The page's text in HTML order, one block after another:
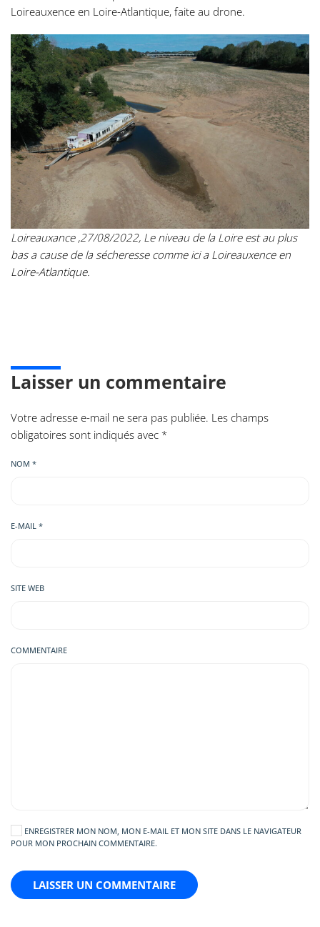
Loireauxence en Loire-Atlantique, faite au drone.
Loireauxance ,27/08/2022, Le niveau de la Loire est au plus
bas a cause de la sécheresse comme ici a Loireauxence en
Loire-Atlantique.
Laisser un commentaire
Votre adresse e-mail ne sera pas publiée. Les champs
obligatoires sont indiqués avec *
NOM *
E-MAIL *
SITE WEB
COMMENTAIRE
ENREGISTRER MON NOM, MON E-MAIL ET MON SITE DANS LE NAVIGATEUR
POUR MON PROCHAIN COMMENTAIRE.
LAISSER UN COMMENTAIRE